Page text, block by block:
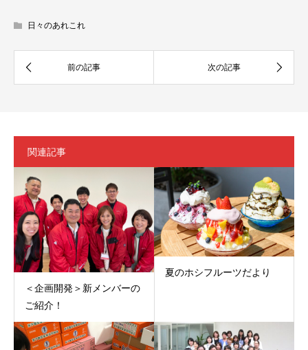
日々のあれこれ
関連記事
＜企画開発＞新メンバーの
ご紹介！
夏のホシフルーツだより